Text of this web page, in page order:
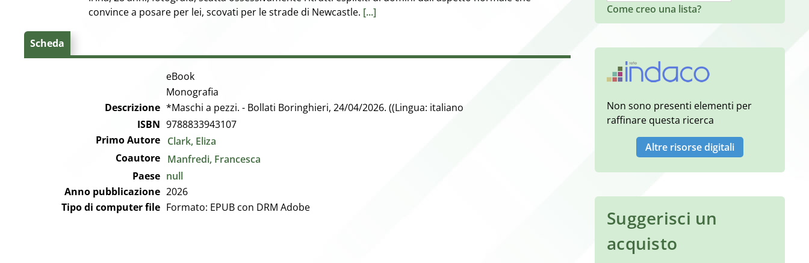
convince a posare per lei, scovati per le strade di Newcastle. [...]
Scheda
eBook
Monografia
Descrizione *Maschi a pezzi. - Bollati Boringhieri, 24/04/2026. ((Lingua: italiano
ISBN 9788833943107
Primo Autore Clark, Eliza
Coautore Manfredi, Francesca
Paese null
Anno pubblicazione 2026
Tipo di computer file Formato: EPUB con DRM Adobe
Come creo una lista?
Non sono presenti elementi per
raffinare questa ricerca
Altre risorse digitali
Suggerisci un
acquisto